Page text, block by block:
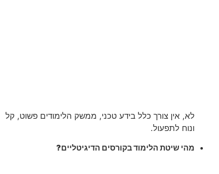
לא, אין צורך כלל בידע טכני, ממשק הלימודים פשוט, קל
ונוח לתפעול.
מהי שיטת הלימוד בקורסים הדיגיטליים?